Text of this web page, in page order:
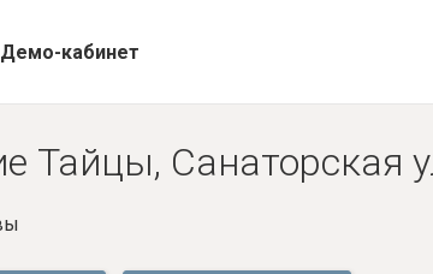
Демо-кабинет
Тайцы, Санаторская